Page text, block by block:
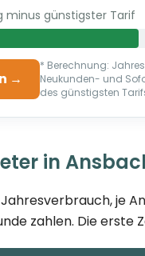
minus günstigster Tarif
→
* Berechnung:
Neukunden- und
des günstigsten
in
je
zahlen. Die